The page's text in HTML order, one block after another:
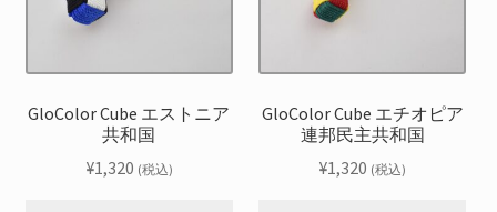
GloColor Cube エストニア
共和国
¥1,320 (税込)
GloColor Cube エチオピア
連邦民主共和国
¥1,320 (税込)